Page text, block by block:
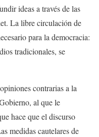
ideas a través de las
La libre circulación de
para la democracia:
tradicionales, se
contrarias a la
al que le
hace que el discurso
medidas cautelares de